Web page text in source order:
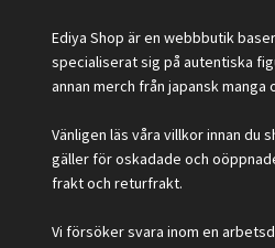
Ediya Shop är en webbbutik
specialiserat sig på autentiska
annan merch från japansk manga
Vänligen läs våra villkor innan du
gäller för oskadade och
frakt och returfrakt.
Vi försöker svara inom en